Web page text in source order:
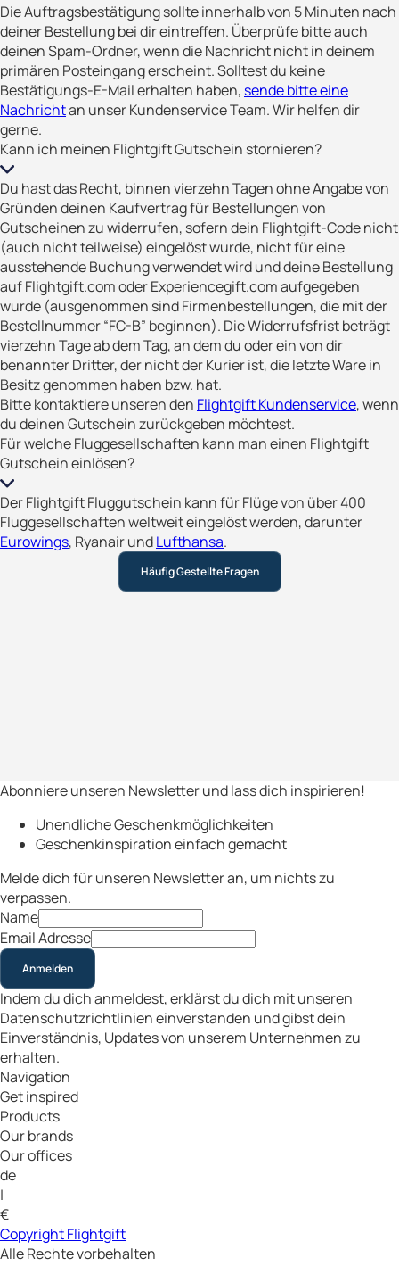
Die Auftragsbestätigung sollte innerhalb von 5 Minuten nach
deiner Bestellung bei dir eintreffen. Überprüfe bitte auch
deinen Spam-Ordner, wenn die Nachricht nicht in deinem
primären Posteingang erscheint. Solltest du keine
Bestätigungs-E-Mail erhalten haben, sende bitte eine
Nachrichtan unser Kundenservice Team. Wir helfen dir
gerne.
Kann ich meinen Flightgift Gutschein stornieren?
Du hast das Recht, binnen vierzehn Tagen ohne Angabe von
Gründen deinen Kaufvertrag für Bestellungen von
Gutscheinen zu widerrufen, sofern dein Flightgift-Code nicht
(auch nicht teilweise) eingelöst wurde, nicht für eine
ausstehende Buchung verwendet wird und deine Bestellung
auf Flightgift.com oder Experiencegift.com aufgegeben
wurde (ausgenommen sind Firmenbestellungen, die mit der
Bestellnummer “FC-B” beginnen). Die Widerrufsfrist beträgt
vierzehn Tage ab dem Tag, an dem du oder ein von dir
benannter Dritter, der nicht der Kurier ist, die letzte Ware in
Besitz genommen haben bzw. hat.
Bitte kontaktiere unseren den Flightgift Kundenservice, wenn
du deinen Gutschein zurückgeben möchtest.
Für welche Fluggesellschaften kann man einen Flightgift
Gutschein einlösen?
Der Flightgift Fluggutschein kann für Flüge von über 400
Fluggesellschaften weltweit eingelöst werden, darunter
Eurowings, Ryanair undLufthansa.
Häufig Gestellte Fragen
Abonniere unseren Newsletter und lass dich inspirieren!
Unendliche Geschenkmöglichkeiten
Geschenkinspiration einfach gemacht
Melde dich für unseren Newsletter an, um nichts zu
verpassen.
Name
Email Adresse
Anmelden
Indem du dich anmeldest, erklärst du dich mit unseren
Datenschutzrichtlinien einverstanden und gibst dein
Einverständnis, Updates von unserem Unternehmen zu
erhalten.
Navigation
Get inspired
Products
Our brands
Our offices
de
|
€
Copyright Flightgift
Alle Rechte vorbehalten